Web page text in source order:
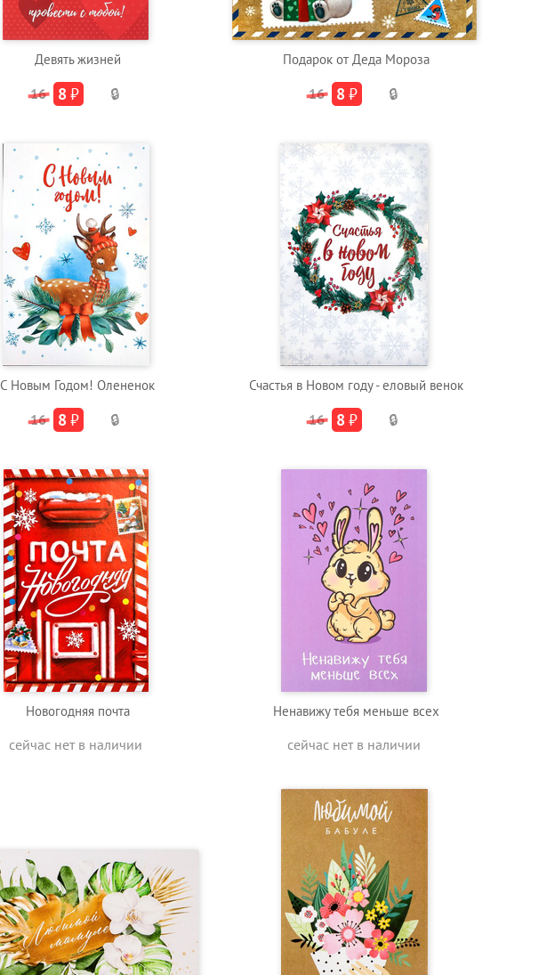
Девять жизней
16 8 ₽ 🔒
Подарок от Деда Мороза
16 8 ₽ 🔒
С Новым Годом! Олененок
16 8 ₽ 🔒
Счастья в Новом году - еловый венок
16 8 ₽ 🔒
Новогодняя почта
сейчас нет в наличии
Ненавижу тебя меньше всех
сейчас нет в наличии